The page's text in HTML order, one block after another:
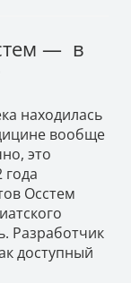
— в
находилась
вообще
это
года
Осстем
Разработчик
доступный